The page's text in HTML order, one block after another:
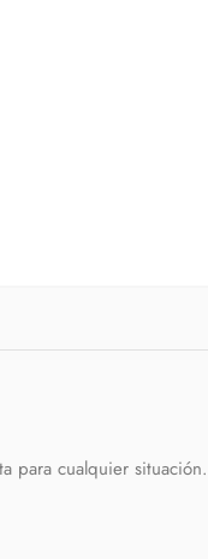
para cualquier situación.